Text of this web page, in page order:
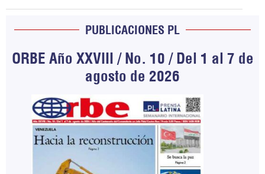
PUBLICACIONES PL
ORBE Año XXVIII / No. 10 / Del 1 al 7 de
agosto de 2026